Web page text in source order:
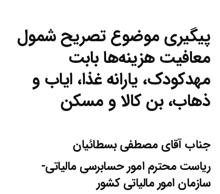
پیگیری موضوع تصریح شمول
معافیت هزینه‌ها بابت
مهدکودک، یارانه غذا، ایاب و
ذهاب، بن کالا و مسکن
جناب آقای مصطفی بسطائیان
ریاست محترم امور حسابرسی مالیاتی-
سازمان امور مالیاتی کشور